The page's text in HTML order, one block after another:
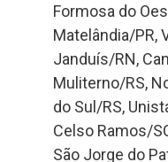
Formosa do
Matelândia/PR,
Janduís/RN,
Muliterno/RS,
do Sul/RS,
Celso Ramos/
São Jorge do